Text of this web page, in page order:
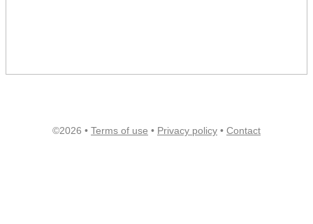
©2026 • Terms of use • Privacy policy • Contact